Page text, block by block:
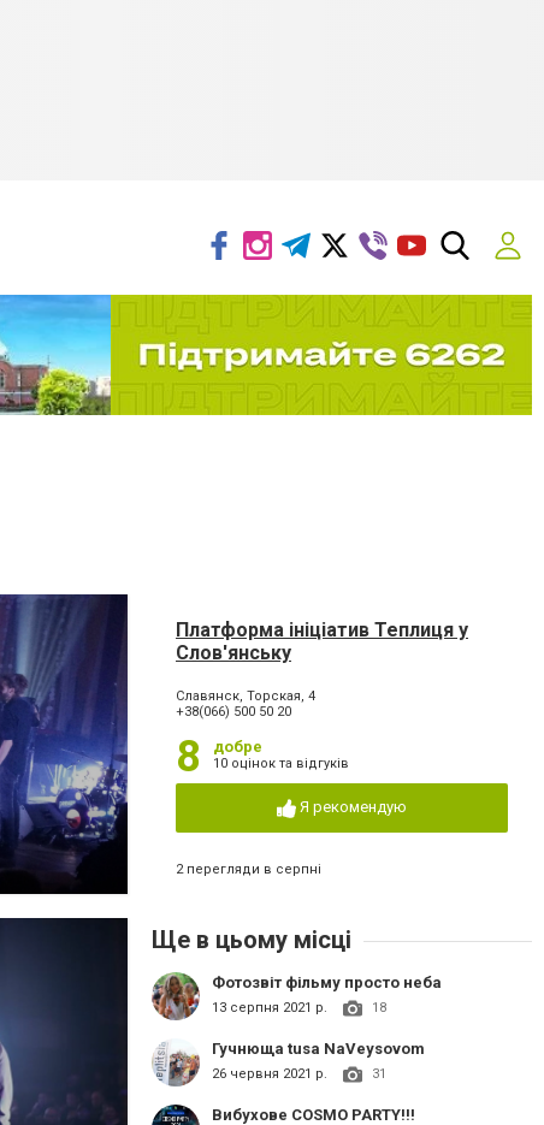
Платформа ініціатив Теплиця у
Слов'янську
Славянск, Торская, 4
+38(066) 500 50 20
8 добре
10 оцінок та відгуків
Я рекомендую
2 перегляди в серпні
Ще в цьому місці
Фотозвіт фільму просто неба
13 серпня 2021 р. 18
Гучнюща tusa NaVeysovom
26 червня 2021 р. 31
Вибухове COSMO PARTY!!!